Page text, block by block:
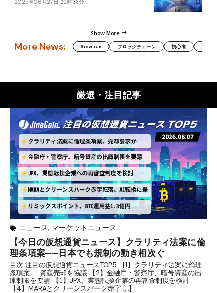
2025年06月27日 22時38分
Show More
More News: Binance ブロックチェーン 初心者 米国
厳選・注目記事
ニュース, マーケットニュース
【今日の仮想通貨ニュース】クラリティ法案に倫
理条項案──日本でも規制の動き相次ぐ
目次 注目の仮想通貨ニュースTOP5 【1】クラリティ法案に倫理
条項案──資産売却を協議 【2】金融庁・警察庁、暗号資産の出
庫制限を要請 【3】JPX、業態転換企業の再審査制度を検討
【4】MARAとクリーンスパーク赤字 […]